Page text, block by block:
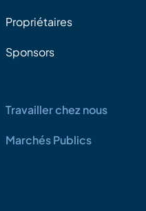
Propriétaires
Sponsors
Travailler chez nous
Marchés Publics